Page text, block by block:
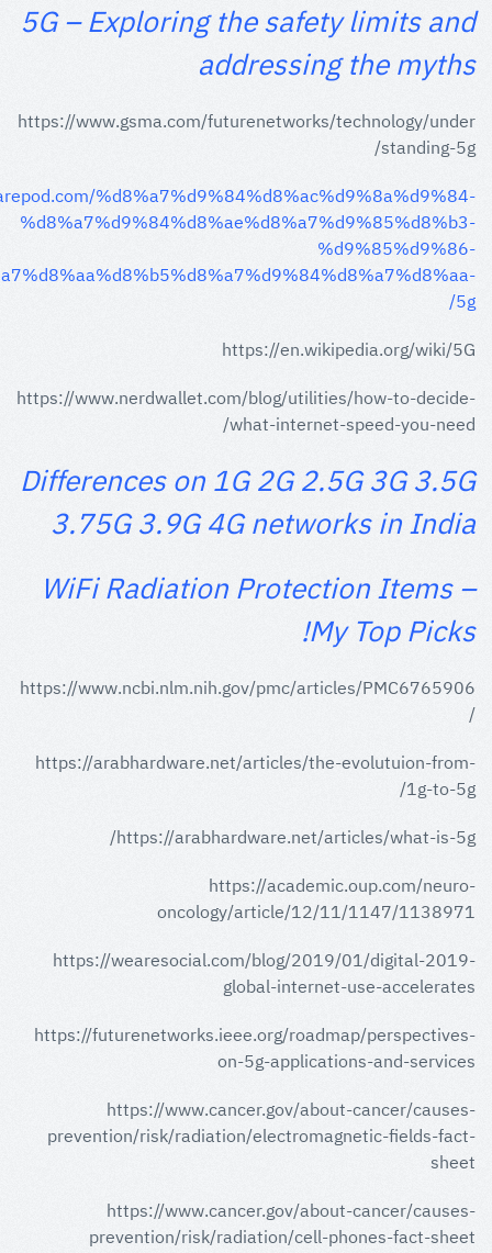
5G – Exploring the safety limits and
addressing the myths
https://www.gsma.com/futurenetworks/technology/under
standing-5g/
%d8%a7%d9%84%d8%ac%d9%8a%d9%84-
%d8%a7%d9%84%d8%ae%d8%a7%d9%85%d8%b3-
%d9%85%d9%86-
5g/
https://en.wikipedia.org/wiki/5G
https://www.nerdwallet.com/blog/utilities/how-to-decide-
what-internet-speed-you-need/
Differences on 1G 2G 2.5G 3G 3.5G
3.75G 3.9G 4G networks in India
WiFi Radiation Protection Items –
My Top Picks!
https://www.ncbi.nlm.nih.gov/pmc/articles/PMC6765906
/
https://arabhardware.net/articles/the-evolutuion-from-
1g-to-5g/
https://arabhardware.net/articles/what-is-5g/
https://academic.oup.com/neuro-
oncology/article/12/11/1147/1138971
https://wearesocial.com/blog/2019/01/digital-2019-
global-internet-use-accelerates
https://futurenetworks.ieee.org/roadmap/perspectives-
on-5g-applications-and-services
https://www.cancer.gov/about-cancer/causes-
prevention/risk/radiation/electromagnetic-fields-fact-
sheet
https://www.cancer.gov/about-cancer/causes-
prevention/risk/radiation/cell-phones-fact-sheet